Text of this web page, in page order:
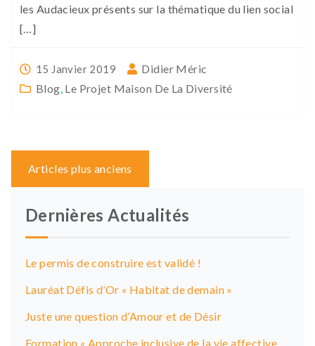
les Audacieux présents sur la thématique du lien social
[…]
15 Janvier 2019
Didier Méric
Blog Le Projet Maison De La Diversité
Navigation
des
articles
Articles plus anciens
Dernières Actualités
Le permis de construire est validé !
Lauréat Défis d’Or « Habitat de demain »
Juste une question d’Amour et de Désir
Formation « Approche inclusive de la vie affective